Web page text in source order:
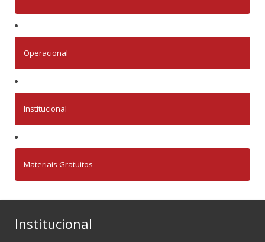
Operacional
Institucional
Materiais Gratuitos
Institucional